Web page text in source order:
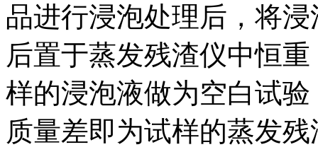
品进行浸泡处理后，将
后置于蒸发残渣仪中恒
样的浸泡液做为空白试
质量差即为试样的蒸发残